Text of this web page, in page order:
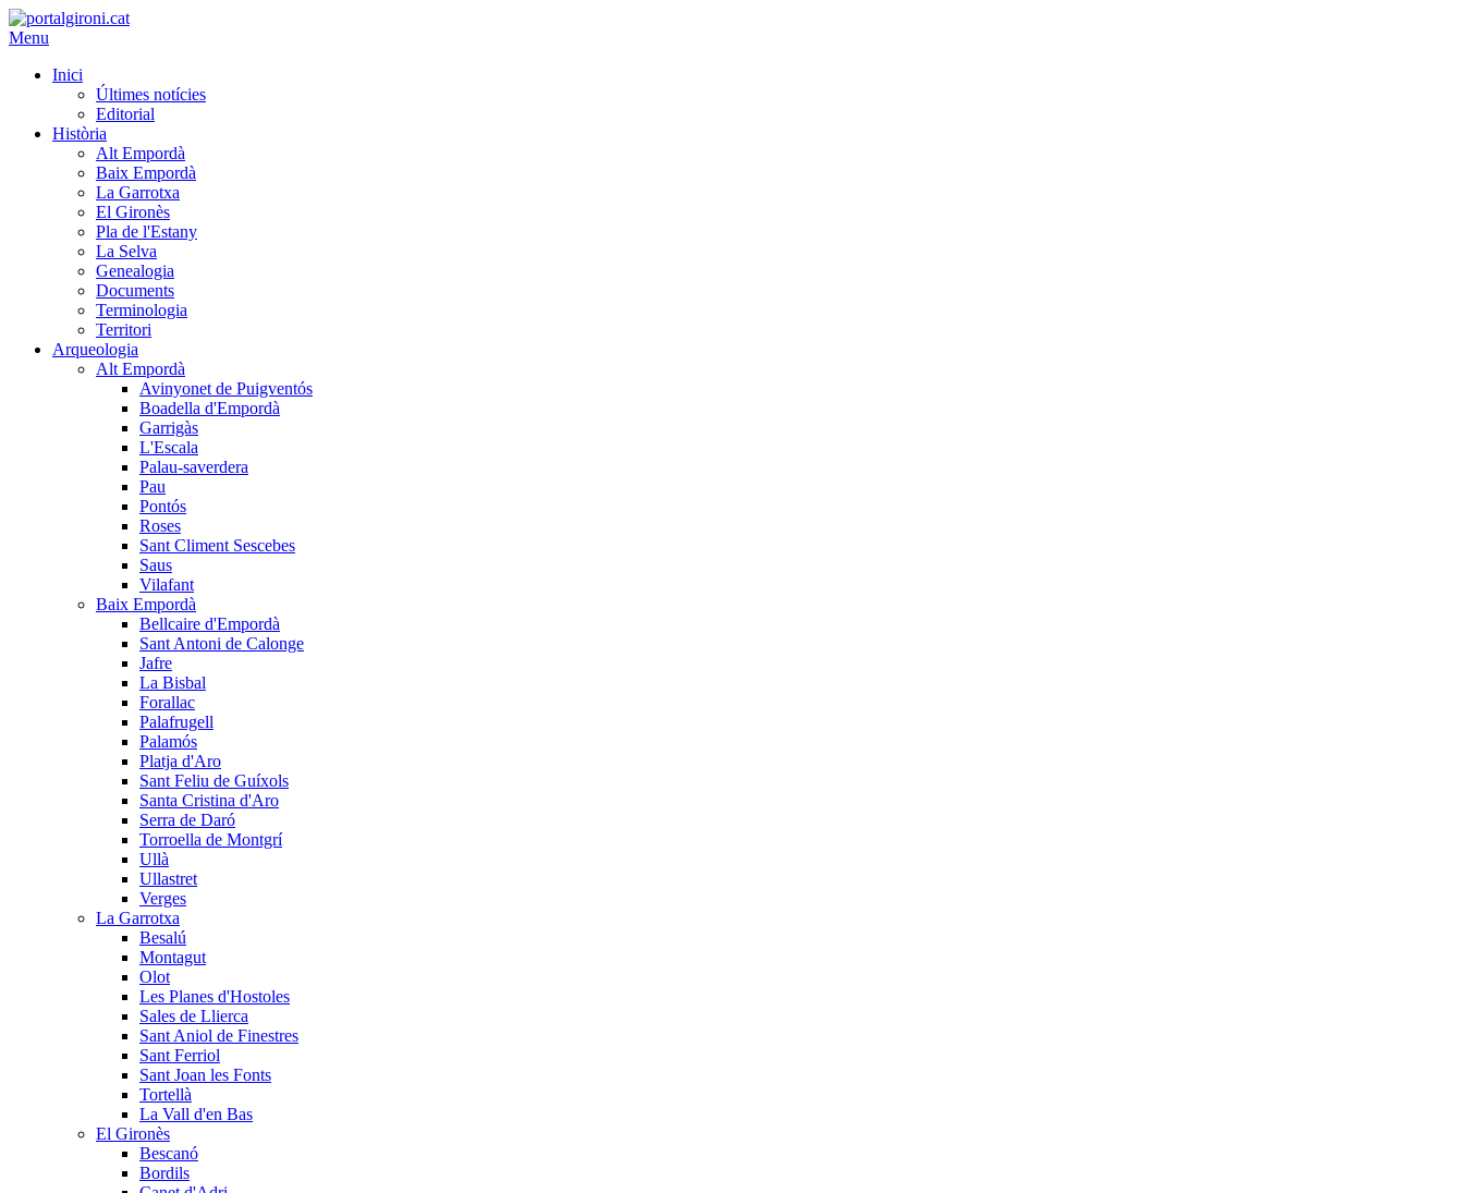
Menu
Inici
Últimes notícies
Editorial
Història
Alt Empordà
Baix Empordà
La Garrotxa
El Gironès
Pla de l'Estany
La Selva
Genealogia
Documents
Terminologia
Territori
Arqueologia
Alt Empordà
Avinyonet de Puigventós
Boadella d'Empordà
Garrigàs
L'Escala
Palau-saverdera
Pau
Pontós
Roses
Sant Climent Sescebes
Saus
Vilafant
Baix Empordà
Bellcaire d'Empordà
Sant Antoni de Calonge
Jafre
La Bisbal
Forallac
Palafrugell
Palamós
Platja d'Aro
Sant Feliu de Guíxols
Santa Cristina d'Aro
Serra de Daró
Torroella de Montgrí
Ullà
Ullastret
Verges
La Garrotxa
Besalú
Montagut
Olot
Les Planes d'Hostoles
Sales de Llierca
Sant Aniol de Finestres
Sant Ferriol
Sant Joan les Fonts
Tortellà
La Vall d'en Bas
El Gironès
Bescanó
Bordils